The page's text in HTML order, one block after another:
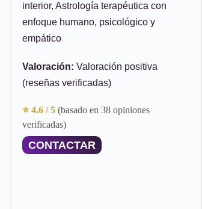
interior, Astrología terapéutica con
enfoque humano, psicológico y
empático
Valoración: Valoración positiva
(reseñas verificadas)
⭐ 4.6 / 5 (basado en 38 opiniones
verificadas)
CONTACTAR